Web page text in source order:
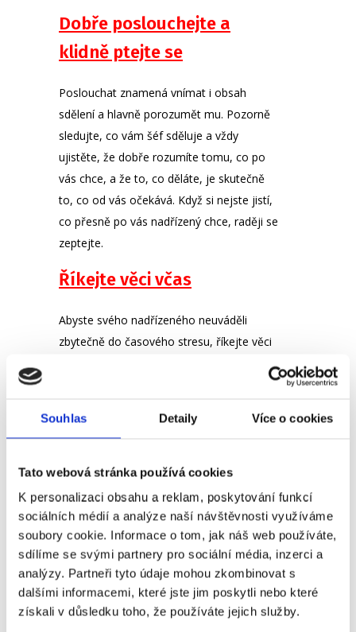
Souhlas Detaily Více o cookies
Tato webová stránka používá cookies
K personalizaci obsahu a reklam, poskytování funkcí
sociálních médií a analýze naší návštěvnosti využíváme
soubory cookie. Informace o tom, jak náš web používáte,
sdílíme se svými partnery pro sociální média, inzerci a
analýzy. Partneři tyto údaje mohou zkombinovat s
dalšími informacemi, které jste jim poskytli nebo které
získali v důsledku toho, že používáte jejich služby.
Dobře poslouchejte a
klidně ptejte se
Poslouchat znamená vnímat i obsah
sdělení a hlavně porozumět mu. Pozorně
sledujte, co vám šéf sděluje a vždy
ujistěte, že dobře rozumíte tomu, co po
vás chce, a že to, co děláte, je skutečně
to, co od vás očekává. Když si nejste jistí,
co přesně po vás nadřízený chce, raději se
zeptejte.
Říkejte věci včas
Abyste svého nadřízeného neuváděli
zbytečně do časového stresu, říkejte věci
Na spolehlivosti se staví
Nejdůležitější věc je spolehlivost. Snažte
se vždy dodržet to, na čem jste se dohodli.
Choďte do práce včas. Když nemůžete do
práce přijít, včas se omluvte. Šéf si cení lidí
v týmu, na které se může spolehnout.
Snažte se porozumět, co je